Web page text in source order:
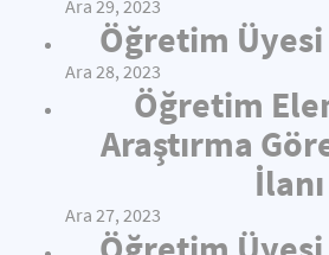
Ara 29, 2023
Öğretim Üyesi
Ara 28, 2023
Öğretim
Araştırma
İlanı
Ara 27, 2023